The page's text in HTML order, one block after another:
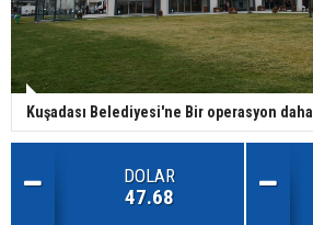
Kuşadası Belediyesi'ne Bir operasyon daha
DOLAR
47.68